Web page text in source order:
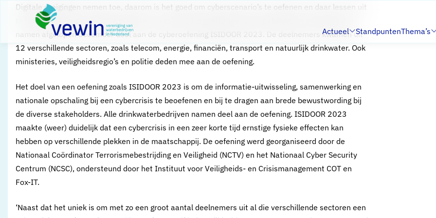
Direct naar contentTerug naar de startpagina
Submenu:
Actueel Standpunten
Submenu:
Thema’s
​Digitale dreigingen nemen toe, daarom is het goed om cyberscenario’s te oefenen en daar lessen uit
te trekken. Meer dan 3.000 personen van zo’n 120 organisaties uit de publieke en private sector
namen afgelopen december deel aan de cyberoefening ISIDOOR 2023. De deelnemers kwamen uit
12 verschillende sectoren, zoals telecom, energie, financiën, transport en natuurlijk drinkwater. Ook
ministeries, veiligheidsregio’s en politie deden mee aan de oefening.
Het doel van een oefening zoals ISIDOOR 2023 is om de informatie-uitwisseling, samenwerking en
nationale opschaling bij een cybercrisis te beoefenen en bij te dragen aan brede bewustwording bij
de diverse stakeholders. Alle drinkwaterbedrijven namen deel aan de oefening. ISIDOOR 2023
maakte (weer) duidelijk dat een cybercrisis in een zeer korte tijd ernstige fysieke effecten kan
hebben op verschillende plekken in de maatschappij. De oefening werd georganiseerd door de
Nationaal Coördinator Terrorismebestrijding en Veiligheid (NCTV) en het Nationaal Cyber Security
Centrum (NCSC), ondersteund door het Instituut voor Veiligheids- en Crisismanagement COT en
Fox-IT.
‘Naast dat het uniek is om met zo een groot aantal deelnemers uit al die verschillende sectoren een